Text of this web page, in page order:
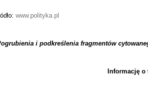
www.polityka.pl
i podkreślenia fragmentów
Informację